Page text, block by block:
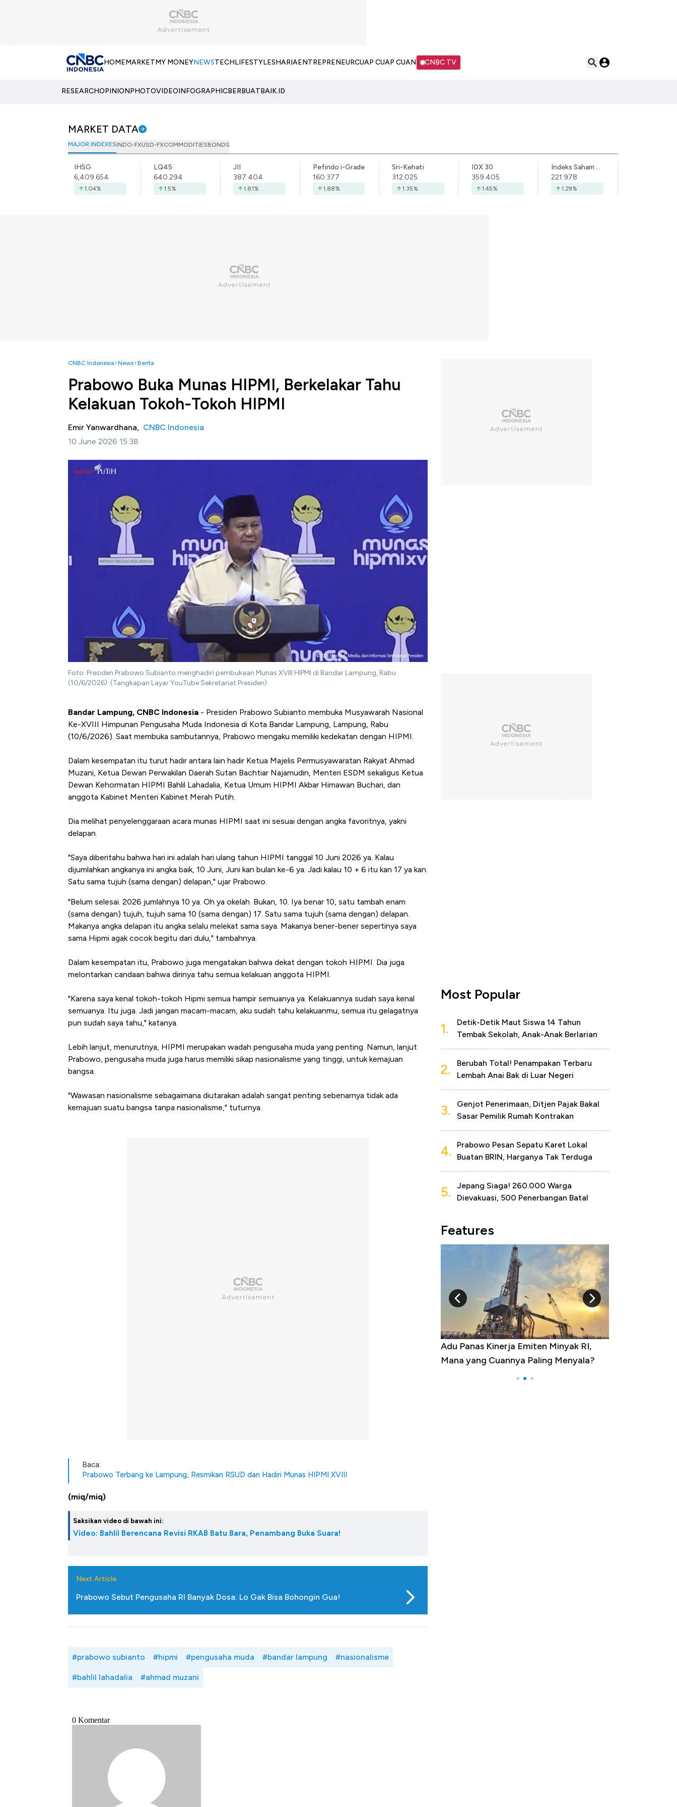
HOMEMARKETMY MONEYNEWSTECHLIFESTYLESHARIAENTREPRENEURCUAP CUAP CUAN CNBC TV
RESEARCHOPINIONPHOTOVIDEOINFOGRAPHICBERBUATBAIK.ID
MARKET DATA
MAJOR INDEXESINDO-FXUSD-FXCOMMODITIESBONDS
IHSG
6,409.654
1.04%
LQ45
640.294
1.5%
JII
387.404
1.81%
Pefindo i-Grade
160.377
1.88%
Sri-Kehati
312.025
1.35%
IDX 30
359.405
1.45%
Indeks Saham Syariah Indonesia
221.978
1.29%
CNBC Indonesia News Berita
Prabowo Buka Munas HIPMI, Berkelakar Tahu
Kelakuan Tokoh-Tokoh HIPMI
Emir Yanwardhana, CNBC Indonesia
10 June 2026 15:38
Foto: Presiden Prabowo Subianto menghadiri pembukaan Munas XVIII HIPMI di Bandar Lampung, Rabu
(10/6/2026). (Tangkapan Layar YouTube Sekretariat Presiden)
Bandar Lampung, CNBC Indonesia - Presiden Prabowo Subianto membuka Musyawarah Nasional
Ke-XVIII Himpunan Pengusaha Muda Indonesia di Kota Bandar Lampung, Lampung, Rabu
(10/6/2026). Saat membuka sambutannya, Prabowo mengaku memiliki kedekatan dengan HIPMI.
Dalam kesempatan itu turut hadir antara lain hadir Ketua Majelis Permusyawaratan Rakyat Ahmad
Muzani, Ketua Dewan Perwakilan Daerah Sutan Bachtiar Najamudin, Menteri ESDM sekaligus Ketua
Dewan Kehormatan HIPMI Bahlil Lahadalia, Ketua Umum HIPMI Akbar Himawan Buchari, dan
anggota Kabinet Menteri Kabinet Merah Putih.
Dia melihat penyelenggaraan acara munas HIPMI saat ini sesuai dengan angka favoritnya, yakni
delapan.
"Saya diberitahu bahwa hari ini adalah hari ulang tahun HIPMI tanggal 10 Juni 2026 ya. Kalau
dijumlahkan angkanya ini angka baik, 10 Juni, Juni kan bulan ke-6 ya. Jadi kalau 10 + 6 itu kan 17 ya kan.
Satu sama tujuh (sama dengan) delapan," ujar Prabowo.
"Belum selesai. 2026 jumlahnya 10 ya. Oh ya okelah. Bukan, 10. Iya benar 10, satu tambah enam
(sama dengan) tujuh, tujuh sama 10 (sama dengan) 17. Satu sama tujuh (sama dengan) delapan.
Makanya angka delapan itu angka selalu melekat sama saya. Makanya bener-bener sepertinya saya
sama Hipmi agak cocok begitu dari dulu," tambahnya.
Dalam kesempatan itu, Prabowo juga mengatakan bahwa dekat dengan tokoh HIPMI. Dia juga
melontarkan candaan bahwa dirinya tahu semua kelakuan anggota HIPMI.
"Karena saya kenal tokoh-tokoh Hipmi semua hampir semuanya ya. Kelakuannya sudah saya kenal
semuanya. Itu juga. Jadi jangan macam-macam, aku sudah tahu kelakuanmu, semua itu gelagatnya
pun sudah saya tahu," katanya.
Lebih lanjut, menurutnya, HIPMI merupakan wadah pengusaha muda yang penting. Namun, lanjut
Prabowo, pengusaha muda juga harus memiliki sikap nasionalisme yang tinggi, untuk kemajuan
bangsa.
"Wawasan nasionalisme sebagaimana diutarakan adalah sangat penting sebenarnya tidak ada
kemajuan suatu bangsa tanpa nasionalisme," tuturnya.
Baca:
Prabowo Terbang ke Lampung, Resmikan RSUD dan Hadiri Munas HIPMI XVIII
(miq/miq)
Saksikan video di bawah ini:
Video: Bahlil Berencana Revisi RKAB Batu Bara, Penambang Buka Suara!
Next Article
Prabowo Sebut Pengusaha RI Banyak Dosa: Lo Gak Bisa Bohongin Gua!
#prabowo subianto #hipmi #pengusaha muda #bandar lampung #nasionalisme
#bahlil lahadalia #ahmad muzani
Most Popular
1.
Detik-Detik Maut Siswa 14 Tahun
Tembak Sekolah, Anak-Anak Berlarian
2.
Berubah Total! Penampakan Terbaru
Lembah Anai Bak di Luar Negeri
3.
Genjot Penerimaan, Ditjen Pajak Bakal
Sasar Pemilik Rumah Kontrakan
4.
Prabowo Pesan Sepatu Karet Lokal
Buatan BRIN, Harganya Tak Terduga
5.
Jepang Siaga! 260.000 Warga
Dievakuasi, 500 Penerbangan Batal
Features
Adu Panas Kinerja Emiten Minyak RI,
Mana yang Cuannya Paling Menyala?